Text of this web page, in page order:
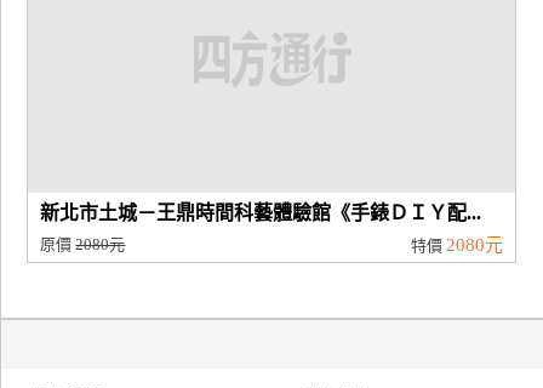
新北市土城－王鼎時間科藝體驗館《手錶ＤＩＹ配...
原價2080元 特價 2080元